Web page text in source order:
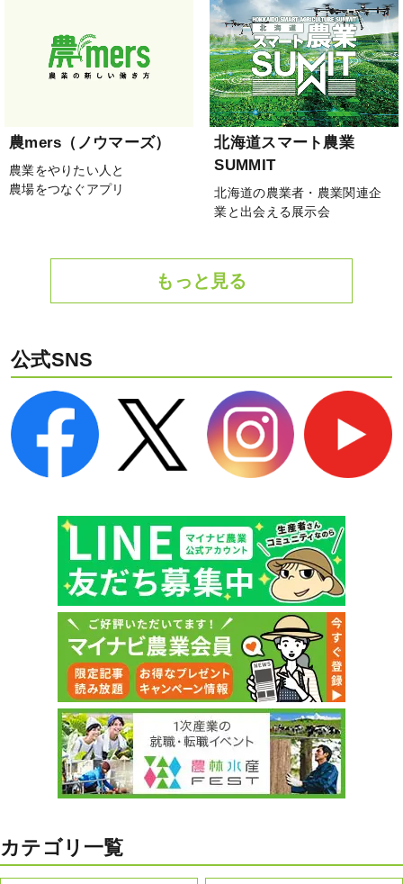
農mers（ノウマーズ）
農業をやりたい人と
農場をつなぐアプリ
北海道スマート農業
SUMMIT
北海道の農業者・農業関連企
業と出会える展示会
もっと見る
公式SNS
カテゴリ一覧